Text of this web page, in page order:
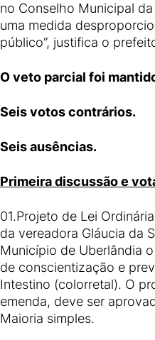
no Conselho Municipal
uma medida
público”, justifica o
O veto parcial foi
Seis votos contrários.
Seis ausências.
Primeira discussão e
01.Projeto de Lei
da vereadora Gláucia da
Município de Uberlândia
de conscientização e
Intestino (colorretal). O
emenda, deve ser
Maioria simples.